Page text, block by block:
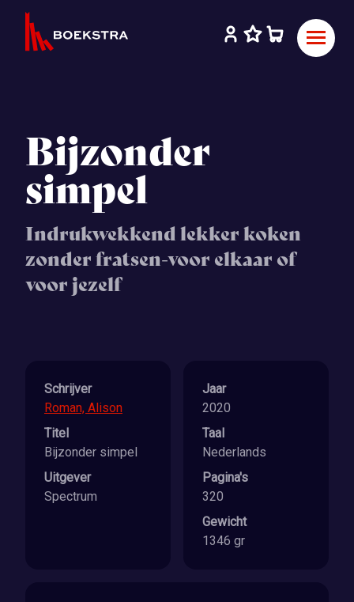
Bijzonder
simpel
Indrukwekkend lekker koken
zonder fratsen-voor elkaar of
voor jezelf
Schrijver
Roman, Alison
Titel
Bijzonder simpel
Uitgever
Spectrum
Jaar
2020
Taal
Nederlands
Pagina's
320
Gewicht
1346 gr